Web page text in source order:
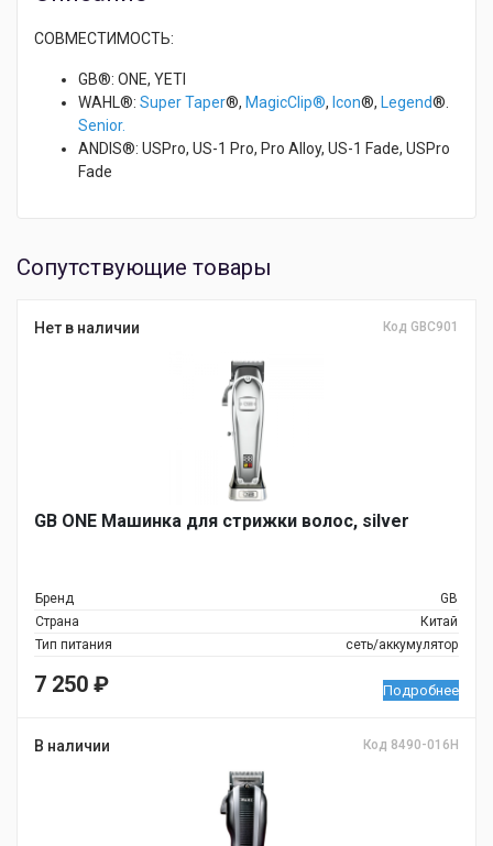
СОВМЕСТИМОСТЬ:
GB®: ONE, YETI
WAHL®: Super Taper®, MagicClip®, Icon®, Legend®.
Senior.
ANDIS®: USPro, US-1 Pro, Pro Alloy, US-1 Fade, USPro
Fade
Сопутствующие товары
Нет в наличии Код GBC901
GB ONE Машинка для стрижки волос, silver
Бренд
GB
Страна
Китай
Тип питания
сеть/аккумулятор
7 250 ₽ Подробнее
В наличии Код 8490-016H